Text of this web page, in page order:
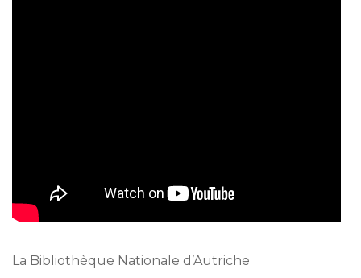
La Bibliothèque Nationale d’Autriche